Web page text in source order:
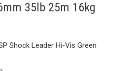
35lb 25m 16kg
Shock Leader Hi-Vis Green